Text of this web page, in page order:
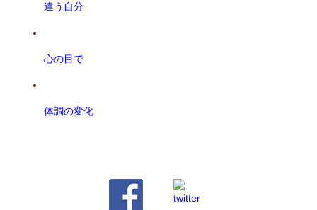
違う自分
心の目で
体調の変化